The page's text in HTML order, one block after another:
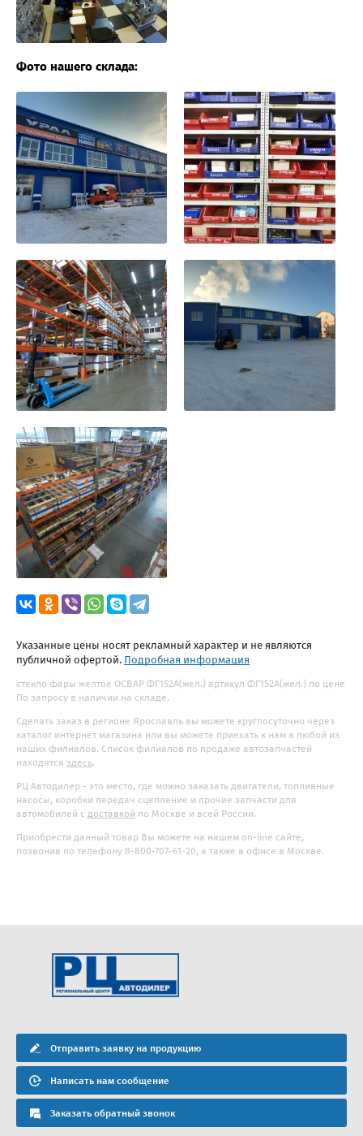
Фото нашего склада:
Указанные цены носят рекламный характер и не являются
публичной офертой. Подробная информация
стекло фары желтое ОСВАР ФГ152А(жел.) артикул ФГ152А(жел.) по цене
По запросу в наличии на складе.
Сделать заказ в регионе Ярославль вы можете круглосуточно через
каталог интернет магазина или вы можете приехать к нам в любой из
наших филиалов. Список филиалов по продаже автозапчастей
находятся здесь.
РЦ Автодилер - это место, где можно заказать двигатели, топливные
насосы, коробки передач сцепление и прочие запчасти для
автомобилей с доставкой по Москве и всей России.
Приобрести данный товар Вы можете на нашем on-line сайте,
позвонив по телефону 8-800-707-61-20, а также в офисе в Москве.
Отправить заявку на продукцию
Написать нам сообщение
Заказать обратный звонок